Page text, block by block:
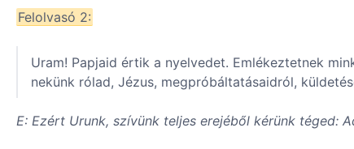
Felolvasó 2:
Uram! Papjaid értik a nyelvedet. Emlékeztetnek
nekünk rólad, Jézus, megpróbáltatásaidról,
E: Ezért Urunk, szívünk teljes erejéből kérünk téged: